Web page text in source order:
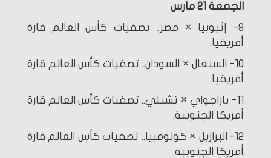
الجمعة 21 مارس
9- إثيوبيا × مصر.. تصفيات كأس العالم قارة
أفريقيا.
10- السنغال × السودان.. تصفيات كأس العالم قارة
أفريقيا.
11- باراجواي × تشيلي.. تصفيات كأس العالم قارة
أمريكا الجنوبية.
12- البرازيل × كولومبيا.. تصفيات كأس العالم قارة
أمريكا الجنوبية.